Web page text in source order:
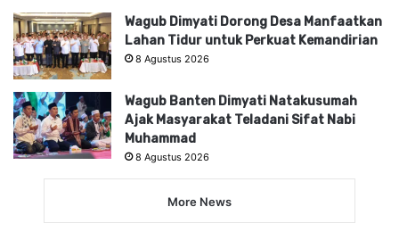
Wagub Dimyati Dorong Desa Manfaatkan
Lahan Tidur untuk Perkuat Kemandirian
8 Agustus 2026
Wagub Banten Dimyati Natakusumah
Ajak Masyarakat Teladani Sifat Nabi
Muhammad
8 Agustus 2026
More News